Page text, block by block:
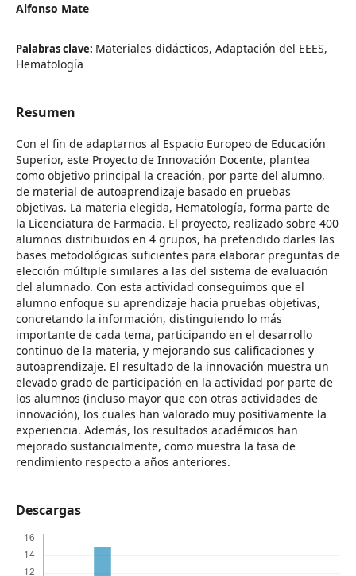
Alfonso Mate
Palabras clave: Materiales didácticos, Adaptación del EEES,
Hematología
Resumen
Con el fin de adaptarnos al Espacio Europeo de Educación
Superior, este Proyecto de Innovación Docente, plantea
como objetivo principal la creación, por parte del alumno,
de material de autoaprendizaje basado en pruebas
objetivas. La materia elegida, Hematología, forma parte de
la Licenciatura de Farmacia. El proyecto, realizado sobre 400
alumnos distribuidos en 4 grupos, ha pretendido darles las
bases metodológicas suficientes para elaborar preguntas de
elección múltiple similares a las del sistema de evaluación
del alumnado. Con esta actividad conseguimos que el
alumno enfoque su aprendizaje hacia pruebas objetivas,
concretando la información, distinguiendo lo más
importante de cada tema, participando en el desarrollo
continuo de la materia, y mejorando sus calificaciones y
autoaprendizaje. El resultado de la innovación muestra un
elevado grado de participación en la actividad por parte de
los alumnos (incluso mayor que con otras actividades de
innovación), los cuales han valorado muy positivamente la
experiencia. Además, los resultados académicos han
mejorado sustancialmente, como muestra la tasa de
rendimiento respecto a años anteriores.
Descargas